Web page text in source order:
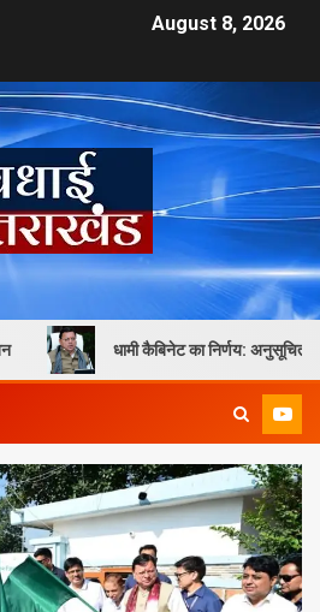
August 8, 2026
धामी कैबिनेट का निर्णय: अनुसूचित जाति एवं जनजाति